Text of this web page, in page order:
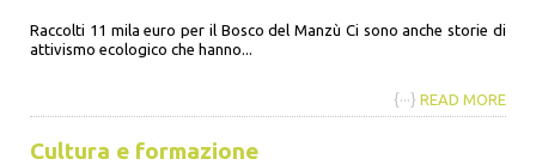
Raccolti 11 mila euro per il Bosco del Manzù Ci sono anche storie di
attivismo ecologico che hanno...
{···} READ MORE
Cultura e formazione